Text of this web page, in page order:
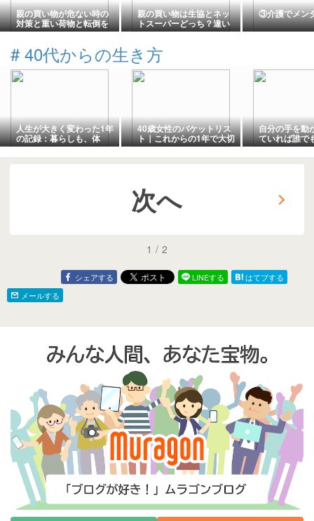
親の買い物が危ない時の
対策と重い荷物と転倒を
防ぐ安全な方法
親の買い物は生協とネッ
トスーパーどっち？違い
と選び方を比較
③介護でメン
# 40代からの生き方
人生が大きく変わった1年
の記録：暮らしも、体
も、心も少しずつ変わっ
ていった
40歳女性のバケットリス
ト｜これからの1年で大切
にしたい私の目標
自分の手を動
ていれば誰で
漫画が描ける
と思う
次へ
1 / 2
シェアする LINEする
はてブする
メールする